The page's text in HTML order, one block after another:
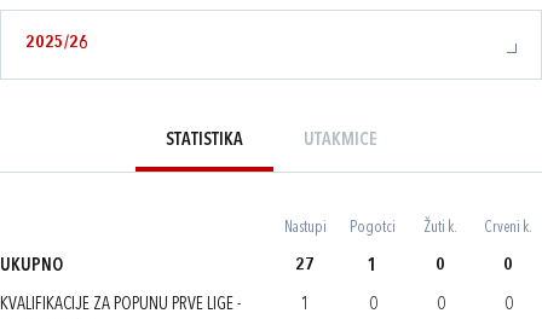
2025/26
STATISTIKA UTAKMICE
Nastupi Pogotci Žuti k. Crveni k.
UKUPNO 27 1 0 0
KVALIFIKACIJE ZA POPUNU PRVE LIGE -
1 0 0 0